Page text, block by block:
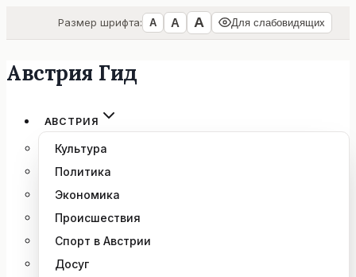
Размер шрифта: А А А Для слабовидящих
Перейти
содержимому
Австрия Гид
АВСТРИЯ
Культура
Политика
Экономика
Происшествия
Спорт в Австрии
Досуг